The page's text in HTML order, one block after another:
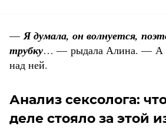
—Я думала, он волнуется,
трубку… — рыдала Алина. — А
над ней.
Анализ сексолога:
деле стояло за этой